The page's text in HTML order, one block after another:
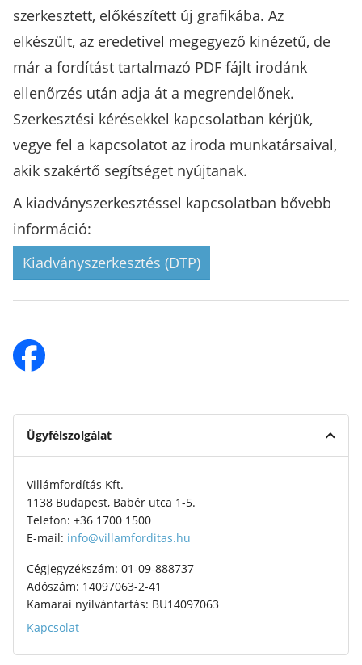
szerkesztett, előkészített új grafikába. Az
elkészült, az eredetivel megegyező kinézetű, de
már a fordítást tartalmazó PDF fájlt irodánk
ellenőrzés után adja át a megrendelőnek.
Szerkesztési kérésekkel kapcsolatban kérjük,
vegye fel a kapcsolatot az iroda munkatársaival,
akik szakértő segítséget nyújtanak.
A kiadványszerkesztéssel kapcsolatban bővebb
információ:
Kiadványszerkesztés (DTP)
Ügyfélszolgálat
Villámfordítás Kft.
1138 Budapest, Babér utca 1-5.
Telefon: +36 1700 1500
E-mail: info@villamforditas.hu
Cégjegyzékszám: 01-09-888737
Adószám: 14097063-2-41
Kamarai nyilvántartás: BU14097063
Kapcsolat